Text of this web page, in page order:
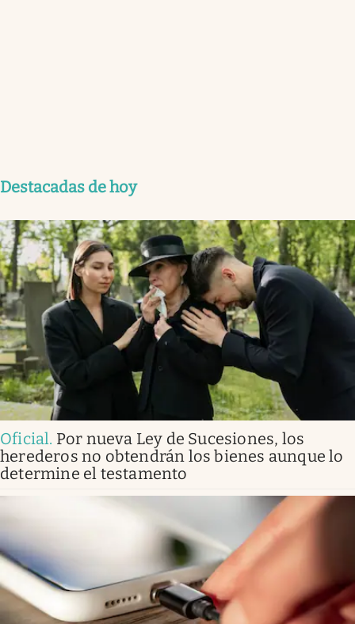
Destacadas de hoy
Oficial. Por nueva Ley de Sucesiones, los
herederos no obtendrán los bienes aunque lo
determine el testamento